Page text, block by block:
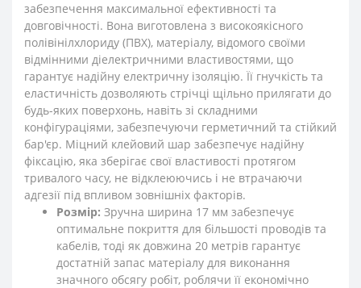
забезпечення максимальної ефективності та
довговічності. Вона виготовлена з високоякісного
полівінілхлориду (ПВХ), матеріалу, відомого своїми
відмінними діелектричними властивостями, що
гарантує надійну електричну ізоляцію. Її гнучкість та
еластичність дозволяють стрічці щільно прилягати до
будь-яких поверхонь, навіть зі складними
конфігураціями, забезпечуючи герметичний та стійкий
бар'єр. Міцний клейовий шар забезпечує надійну
фіксацію, яка зберігає свої властивості протягом
тривалого часу, не відклеюючись і не втрачаючи
адгезії під впливом зовнішніх факторів.
Розмір: Зручна ширина 17 мм забезпечує
оптимальне покриття для більшості проводів та
кабелів, тоді як довжина 20 метрів гарантує
достатній запас матеріалу для виконання
значного обсягу робіт, роблячи її економічно